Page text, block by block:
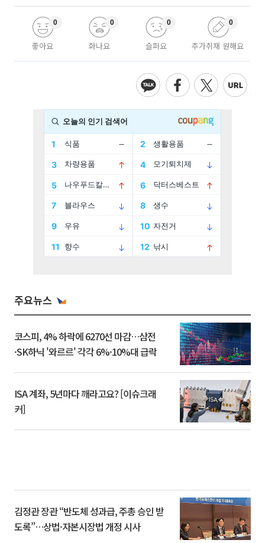
좋아요
0
화나요
0
슬퍼요
0
추가취재 원해요
0
주요뉴스
코스피, 4% 하락에 6270선 마감…삼전
·SK하닉 '와르르' 각각 6%·10%대 급락
ISA 계좌, 5년마다 깨라고요? [이슈크래
커]
김정관 장관 “반도체 성과급, 주총 승인 받
도록”…상법·자본시장법 개정 시사